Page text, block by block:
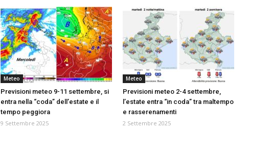
Meteo
Previsioni meteo 9-11 settembre, si
entra nella “coda” dell’estate e il
tempo peggiora
9 Settembre 2025
Meteo
Previsioni meteo 2-4 settembre,
l’estate entra “in coda” tra maltempo
e rasserenamenti
2 Settembre 2025